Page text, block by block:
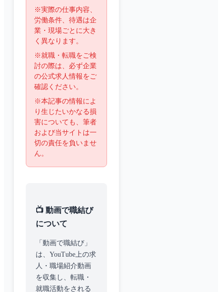
※実際の仕事内容、
労働条件、待遇は企
業・現場ごとに大き
く異なります。
※就職・転職をご検
討の際は、必ず企業
の公式求人情報をご
確認ください。
※本記事の情報によ
り生じたいかなる損
害についても、筆者
および当サイトは一
切の責任を負いませ
ん。
📺 動画で職結び
について
「動画で職結び」
は、YouTube上の求
人・職場紹介動画
を収集し、転職・
就職活動をされる